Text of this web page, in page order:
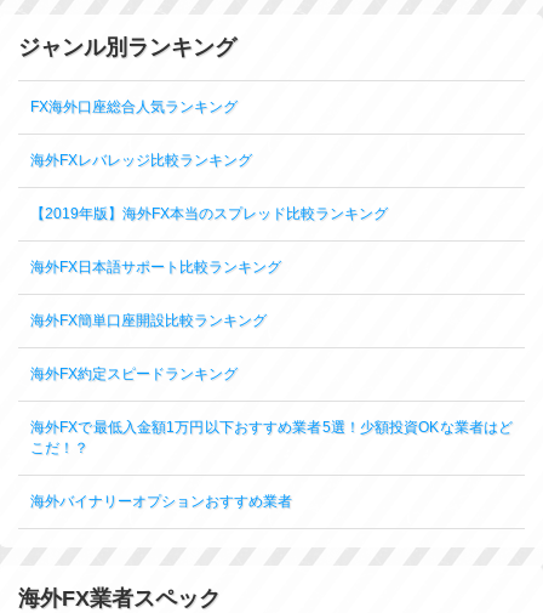
ジャンル別ランキング
FX海外口座総合人気ランキング
海外FXレバレッジ比較ランキング
【2019年版】海外FX本当のスプレッド比較ランキング
海外FX日本語サポート比較ランキング
海外FX簡単口座開設比較ランキング
海外FX約定スピードランキング
海外FXで最低入金額1万円以下おすすめ業者5選！少額投資OKな業者はど
こだ！？
海外バイナリーオプションおすすめ業者
海外FX業者スペック